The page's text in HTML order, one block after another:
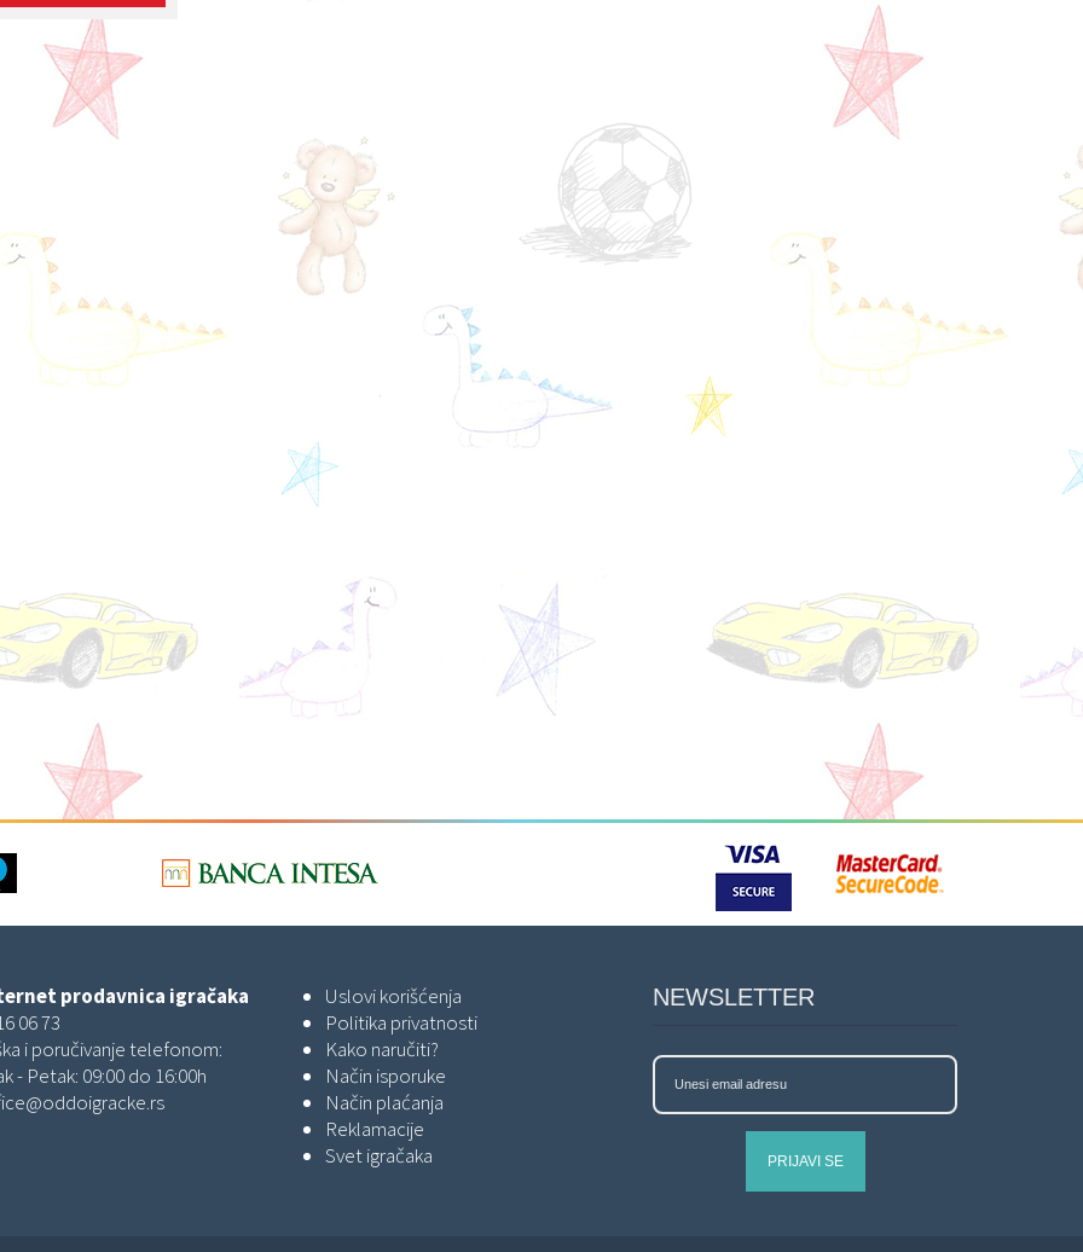
prodavnica igračaka
06 73
i poručivanje telefonom:
- Petak: 09:00 do 16:00h
Uslovi korišćenja
Politika privatnosti
Kako naručiti?
Način isporuke
Način plaćanja
Reklamacije
Svet igračaka
NEWSLETTER
PRIJAVI SE